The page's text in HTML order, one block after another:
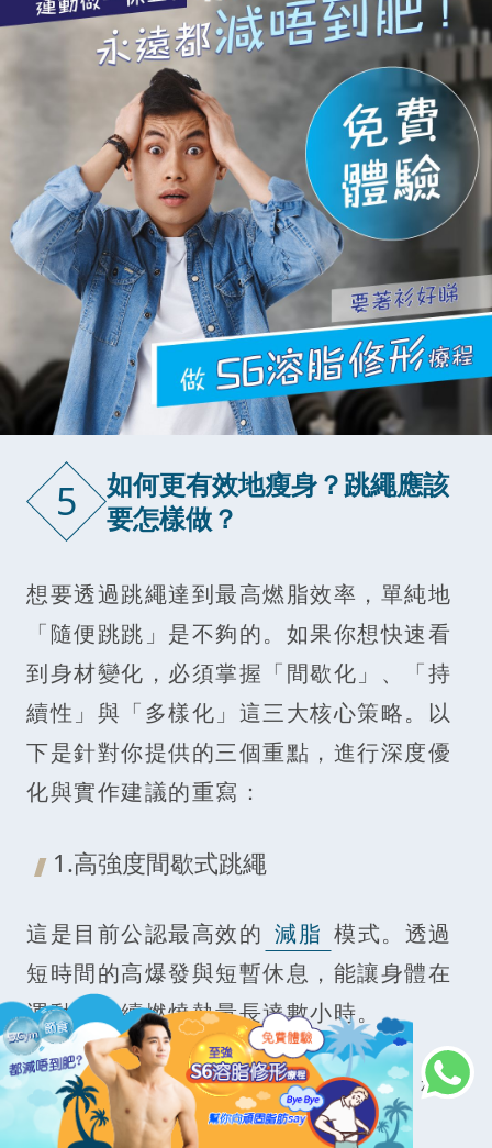
5
如何更有效地瘦身？跳繩應該
要怎樣做？
想要透過跳繩達到最高燃脂效率，單純地
「隨便跳跳」是不夠的。如果你想快速看
到身材變化，必須掌握「間歇化」、「持
續性」與「多樣化」這三大核心策略。以
下是針對你提供的三個重點，進行深度優
化與實作建議的重寫：
1.高強度間歇式跳繩
這是目前公認最高效的 減脂 模式。透過
短時間的高爆發與短暫休息，能讓身體在
運動後持續燃燒熱量長達數小時。
實作公式： 衝刺階段： 全力快跳 30 秒
（心率提升至最高速）。